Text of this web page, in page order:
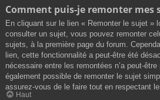
Comment puis-je remonter mes
En cliquant sur le lien « Remonter le sujet »
consulter un sujet, vous pouvez remonter
sujets, à la première page du forum.
lien, cette fonctionnalité a peut-être été
nécessaire entre les remontées n’a peut-
également possible de remonter le sujet
assurez-vous de le faire tout en respectant
Haut